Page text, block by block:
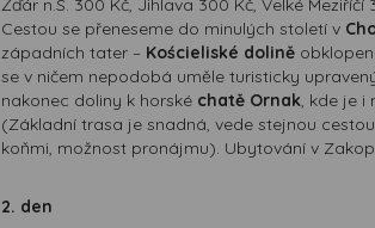
Žďár n.S. 300 Kč, Jihlava 300 Kč, Velké
Cestou se přeneseme do minulých století v
západních tater – Kościeliské dolině
se v ničem nepodobá uměle turisticky
nakonec doliny k horské chatě Ornak, kde je i
(Základní trasa je snadná, vede stejnou
koňmi, možnost pronájmu). Ubytování v
2. den